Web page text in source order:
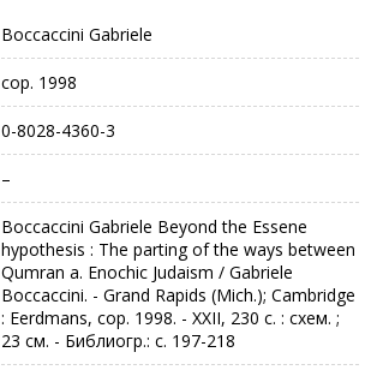
Boccaccini Gabriele
cop. 1998
0-8028-4360-3
–
Boccaccini Gabriele Beyond the Essene
hypothesis : The parting of the ways between
Qumran a. Enochic Judaism / Gabriele
Boccaccini. - Grand Rapids (Mich.); Cambridge
: Eerdmans, cop. 1998. - XXII, 230 c. : схем. ;
23 см. - Библиогр.: с. 197-218